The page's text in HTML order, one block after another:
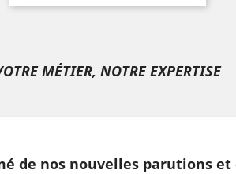
MÉTIER, NOTRE EXPERTISE
de nos nouvelles parutions